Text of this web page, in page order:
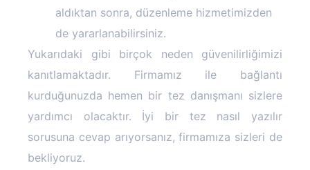
aldıktan sonra, düzenleme hizmetimizden
de yararlanabilirsiniz.
Yukarıdaki gibi birçok neden güvenilirliğimizi
kanıtlamaktadır. Firmamız ile bağlantı
kurduğunuzda hemen bir tez danışmanı sizlere
yardımcı olacaktır. İyi bir tez nasıl yazılır
sorusuna cevap arıyorsanız, firmamıza sizleri de
bekliyoruz.